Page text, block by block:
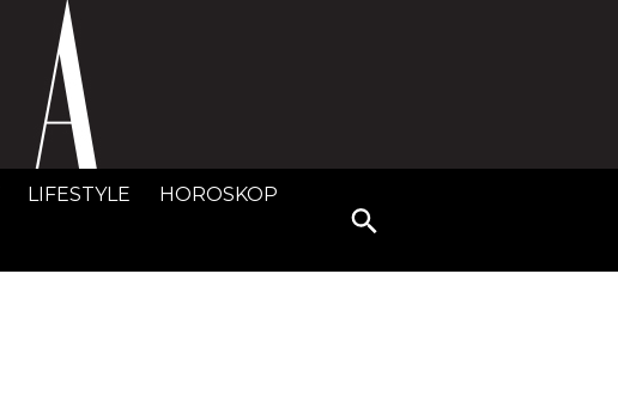
LIFESTYLE HOROSKOP
Search
for: